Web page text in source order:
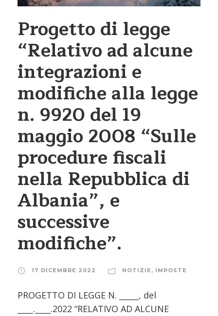
Progetto di legge
“Relativo ad alcune
integrazioni e
modifiche alla legge
n. 9920 del 19
maggio 2008 “Sulle
procedure fiscali
nella Repubblica di
Albania”, e
successive
modifiche”.
17 DICEMBRE 2022 NOTIZIE , IMPOSTE
PROGETTO DI LEGGE N. _____, del
____.____.2022 “RELATIVO AD ALCUNE